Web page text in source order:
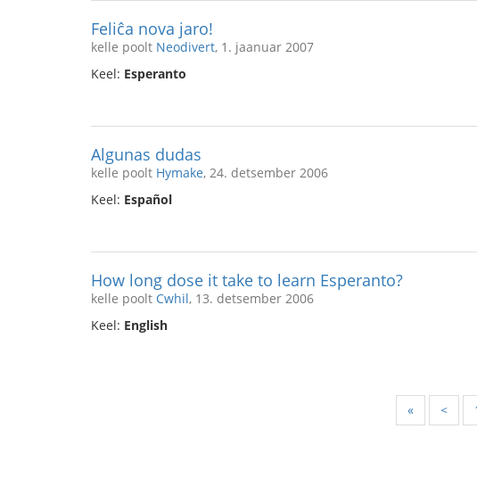
Feliĉa nova jaro!
kelle poolt Neodivert, 1. jaanuar 2007
Keel: Esperanto
Algunas dudas
kelle poolt Hymake, 24. detsember 2006
Keel: Español
How long dose it take to learn Esperanto?
kelle poolt Cwhil, 13. detsember 2006
Keel: English
« <